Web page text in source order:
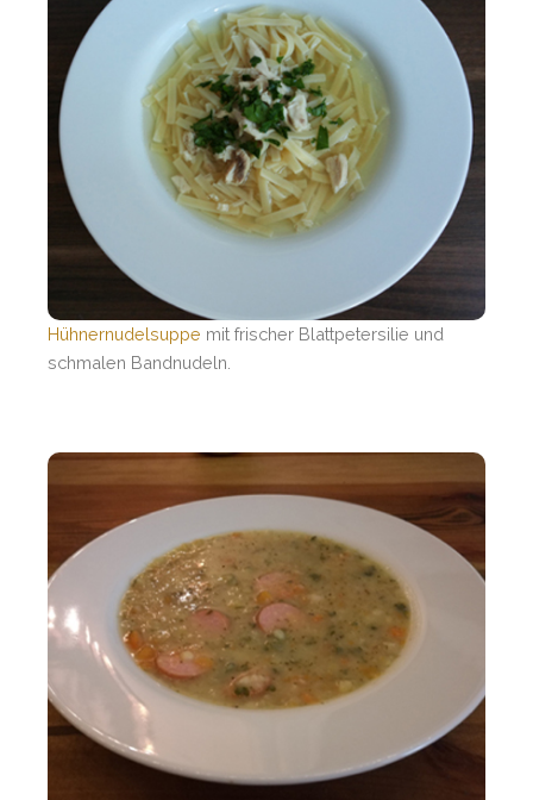
Hühnernudelsuppe mit frischer Blattpetersilie und
schmalen Bandnudeln.